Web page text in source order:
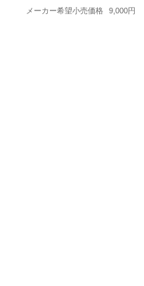
メーカー希望小売価格
9,000円